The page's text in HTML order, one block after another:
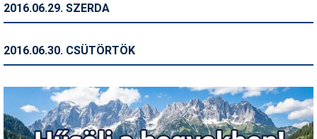
2016.06.29. SZERDA
2016.06.30. CSÜTÖRTÖK